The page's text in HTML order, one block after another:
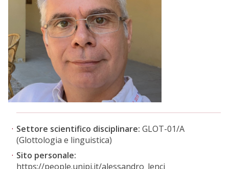
Settore scientifico disciplinare: GLOT-01/A
(Glottologia e linguistica)
Sito personale:
https://people.unipi.it/alessandro_lenci